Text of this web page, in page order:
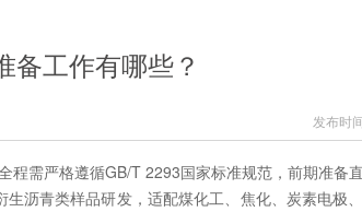
备工作有哪些？
发布时
需严格遵循GB/T 2293国家标准规范，前期准备
沥青类样品研发，适配煤化工、焦化、炭素电极